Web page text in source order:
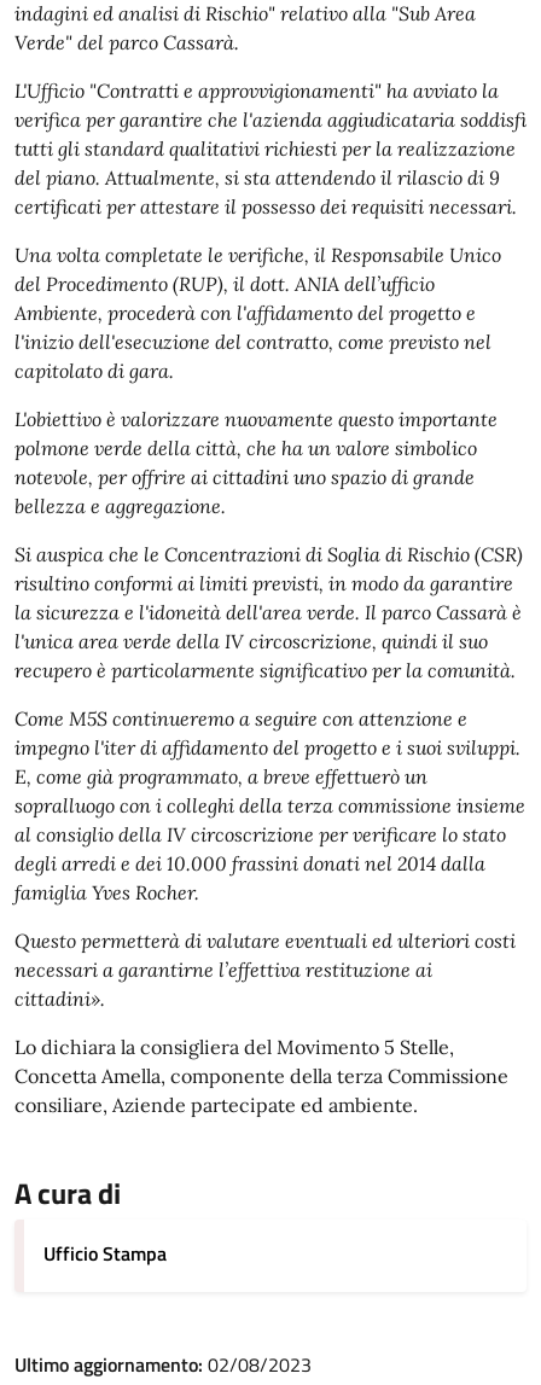
indagini ed analisi di Rischio" relativo alla "Sub Area
Verde" del parco Cassarà.
L'Ufficio "Contratti e approvvigionamenti" ha avviato la
verifica per garantire che l'azienda aggiudicataria soddisfi
tutti gli standard qualitativi richiesti per la realizzazione
del piano. Attualmente, si sta attendendo il rilascio di 9
certificati per attestare il possesso dei requisiti necessari.
Una volta completate le verifiche, il Responsabile Unico
del Procedimento (RUP), il dott. ANIA dell’ufficio
Ambiente, procederà con l'affidamento del progetto e
l'inizio dell'esecuzione del contratto, come previsto nel
capitolato di gara.
L'obiettivo è valorizzare nuovamente questo importante
polmone verde della città, che ha un valore simbolico
notevole, per offrire ai cittadini uno spazio di grande
bellezza e aggregazione.
Si auspica che le Concentrazioni di Soglia di Rischio (CSR)
risultino conformi ai limiti previsti, in modo da garantire
la sicurezza e l'idoneità dell'area verde. Il parco Cassarà è
l'unica area verde della IV circoscrizione, quindi il suo
recupero è particolarmente significativo per la comunità.
Come M5S continueremo a seguire con attenzione e
impegno l'iter di affidamento del progetto e i suoi sviluppi.
E, come già programmato, a breve effettuerò un
sopralluogo con i colleghi della terza commissione insieme
al consiglio della IV circoscrizione per verificare lo stato
degli arredi e dei 10.000 frassini donati nel 2014 dalla
famiglia Yves Rocher.
Questo permetterà di valutare eventuali ed ulteriori costi
necessari a garantirne l’effettiva restituzione ai
cittadini».
Lo dichiara la consigliera del Movimento 5 Stelle,
Concetta Amella, componente della terza Commissione
consiliare, Aziende partecipate ed ambiente.
A cura di
Ufficio Stampa
Ultimo aggiornamento: 02/08/2023